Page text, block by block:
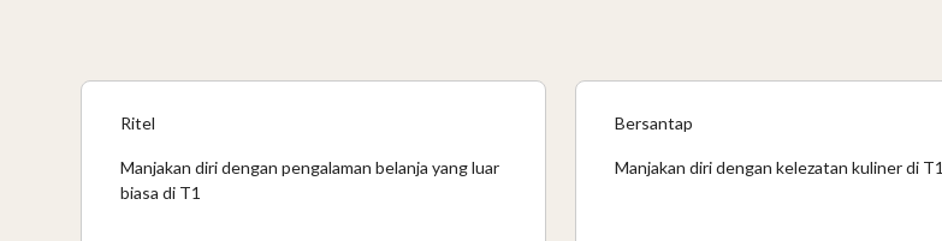
Ritel
Manjakan diri dengan pengalaman belanja yang luar
biasa di T1
Bersantap
Manjakan diri dengan kelezatan kuliner di T1